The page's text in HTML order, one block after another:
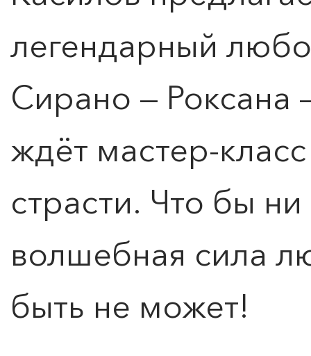
легендарный
Сирано — Роксана
ждёт мастер-
страсти. Что бы
волшебная сила
быть не может!